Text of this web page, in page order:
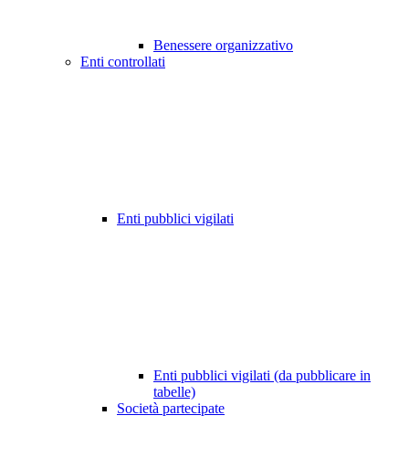
Benessere organizzativo
Enti controllati
Enti pubblici vigilati
Enti pubblici vigilati (da pubblicare in
tabelle)
Società partecipate